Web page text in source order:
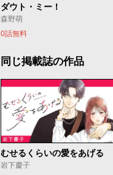
ダウト・ミー！
森野萌
0話無料
同じ掲載誌の作品
むせるくらいの愛をあげる
岩下慶子